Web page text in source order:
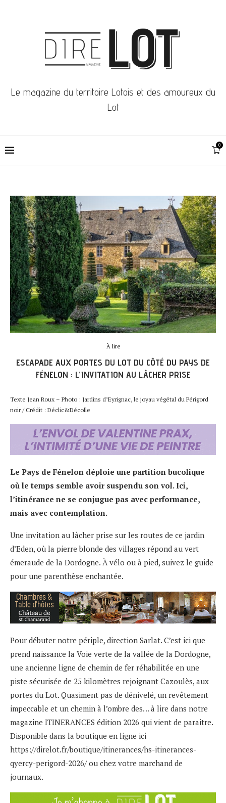
Le magazine du territoire Lotois et des amoureux du
Lot
0
À lire
ESCAPADE AUX PORTES DU LOT DU CÔTÉ DU PAYS DE
FÉNELON : L’INVITATION AU LÂCHER PRISE
Texte Jean Roux – Photo : Jardins d’Eyrignac, le joyau végétal du Périgord
noir / Crédit : Déclic&Décolle
Le Pays de Fénelon déploie une partition bucolique
où le temps semble avoir suspendu son vol. Ici,
l’itinérance ne se conjugue pas avec performance,
mais avec contemplation.
Une invitation au lâcher prise sur les routes de ce jardin
d’Eden, où la pierre blonde des villages répond au vert
émeraude de la Dordogne. À vélo ou à pied, suivez le guide
pour une parenthèse enchantée.
Pour débuter notre périple, direction Sarlat. C’est ici que
prend naissance la Voie verte de la vallée de la Dordogne,
une ancienne ligne de chemin de fer réhabilitée en une
piste sécurisée de 25 kilomètres rejoignant Cazoulès, aux
portes du Lot. Quasiment pas de dénivelé, un revêtement
impeccable et un chemin à l’ombre des… à lire dans notre
magazine ITINERANCES édition 2026 qui vient de paraitre.
Disponible dans la boutique en ligne ici
https://direlot.fr/boutique/itinerances/hs-itinerances-
qyercy-perigord-2026/ou chez votre marchand de
journaux.